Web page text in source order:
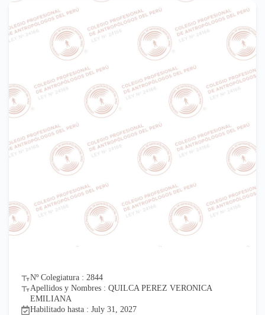
Nº Colegiatura : 2844
Apellidos y Nombres : QUILCA PEREZ VERONICA
EMILIANA
Habilitado hasta : July 31, 2027